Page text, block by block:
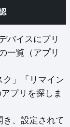
バイスにプリ
一覧（アプリ
ク」「リマイン
プリを探しま
き、設定されて